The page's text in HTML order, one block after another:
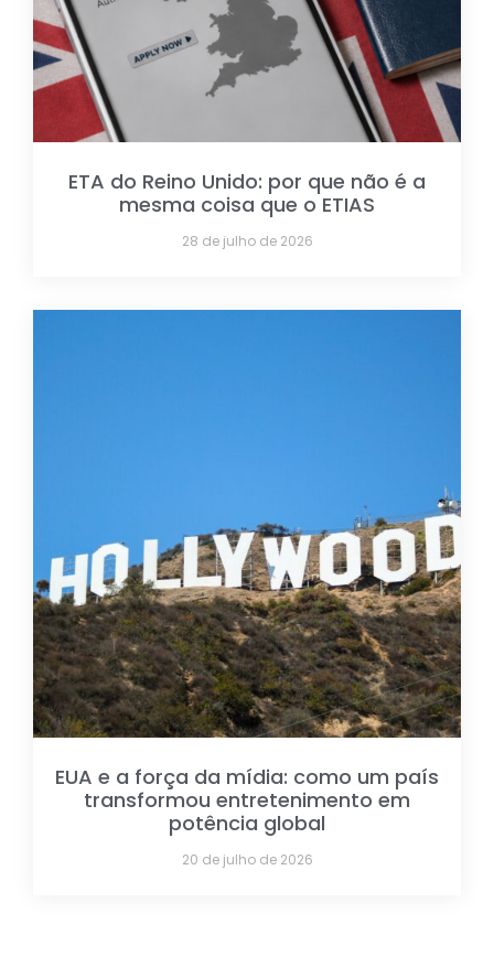
ETA do Reino Unido: por que não é a
mesma coisa que o ETIAS
28 de julho de 2026
EUA e a força da mídia: como um país
transformou entretenimento em
potência global
20 de julho de 2026